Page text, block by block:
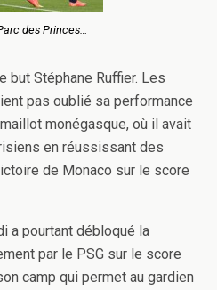
des Princes…
but Stéphane Ruffier. Les
pas oublié sa performance
monégasque, où il avait
en réussissant des
de Monaco sur le score
a pourtant débloqué la
par le PSG sur le score
camp qui permet au gardien